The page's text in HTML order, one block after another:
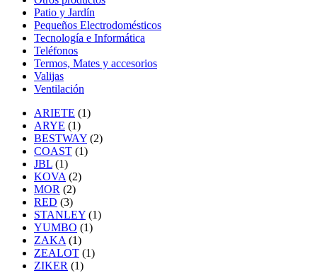
Patio y Jardín
Pequeños Electrodomésticos
Tecnología e Informática
Teléfonos
Termos, Mates y accesorios
Valijas
Ventilación
ARIETE (1)
ARYE (1)
BESTWAY (2)
COAST (1)
JBL (1)
KOVA (2)
MOR (2)
RED (3)
STANLEY (1)
YUMBO (1)
ZAKA (1)
ZEALOT (1)
ZIKER (1)